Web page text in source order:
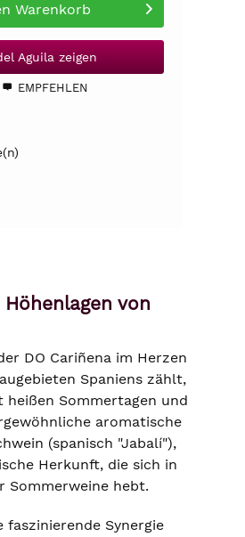
Warenkorb
Aguila zeigen
EMPFEHLEN
von
DO Cariñena im Herzen
Spaniens zählt,
Sommertagen und
aromatische
(spanisch "Jabalí"),
Herkunft, die sich in
Sommerweine hebt.
Synergie